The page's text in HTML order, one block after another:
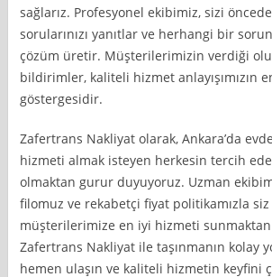
sağlarız. Profesyonel ekibimiz, sizi
sorularınızı yanıtlar ve herhangi bir sorun
çözüm üretir. Müşterilerimizin verdiği
bildirimler, kaliteli hizmet anlayışımızın
göstergesidir.
Zafertrans Nakliyat olarak, Ankara’da
hizmeti almak isteyen herkesin tercih
olmaktan gurur duyuyoruz. Uzman
filomuz ve rekabetçi fiyat politikamızla
müşterilerimize en iyi hizmeti
Zafertrans Nakliyat ile taşınmanın kolay
hemen ulaşın ve kaliteli hizmetin keyfini